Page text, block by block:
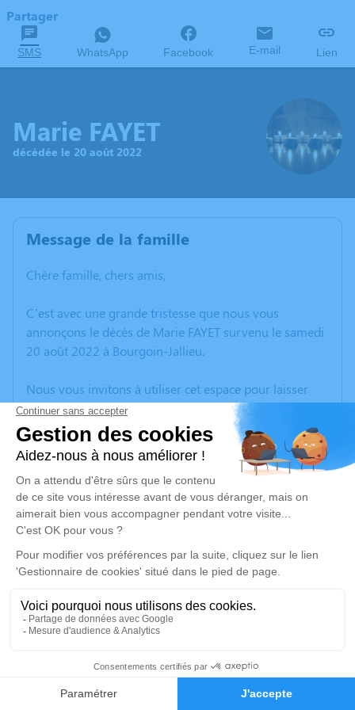
Faire-part Hommages
Partager
SMS WhatsApp Facebook E-mail Lien
Marie FAYET
décédée le 20 août 2022
Message de la famille
Chère famille, chers amis,
C’est avec une grande tristesse que nous vous
annonçons le décès de Marie FAYET survenu le samedi
20 août 2022 à Bourgoin-Jallieu.
Nous vous invitons à utiliser cet espace pour laisser
vos condoléances, partager des photos souvenirs, une
anecdote ou exprimer vos pensées à travers des
poèmes ou des textes. Cet endroit est un lieu
d'expression dédié à honorer la mémoire de Marie
FAYET.
Un service de plantation d’arbre hommage est
disponible ici.
Je rends hommage
Cérémonie
Eglise Saint-Martin 9 rue du 19 mars 1962
69510 Thurins